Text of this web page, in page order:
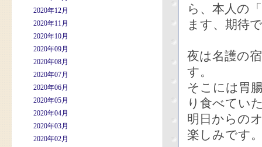
2020年12月
2020年11月
2020年10月
2020年09月
2020年08月
2020年07月
2020年06月
2020年05月
2020年04月
2020年03月
2020年02月
ら、本人の
ます、期待
夜は名護の
す。
そこには胃
り食べてい
明日からの
楽しみです